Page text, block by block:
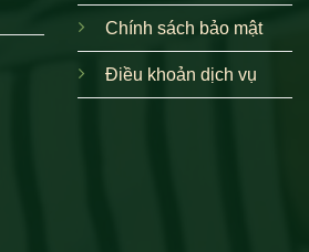
Chính sách bảo mật
Điều khoản dịch vụ